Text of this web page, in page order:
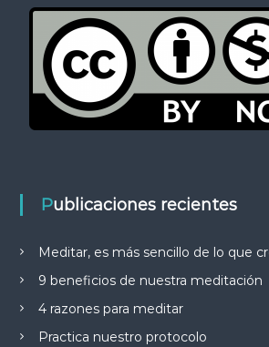
Publicaciones recientes
Meditar, es más sencillo de lo que
9 beneficios de nuestra meditación
4 razones para meditar
Practica nuestro protocolo